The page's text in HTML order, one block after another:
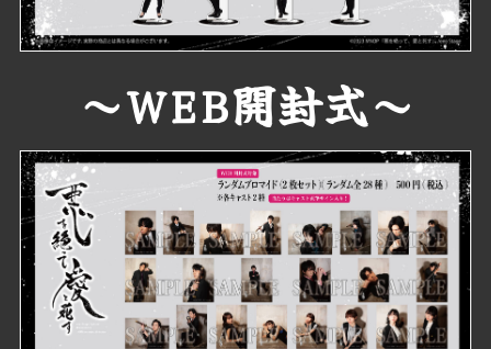
～WEB開封式～